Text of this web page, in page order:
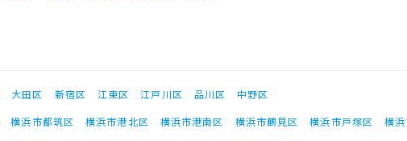
大田区 新宿区 江東区 江戸川区 品川区
中野区
横浜市都筑区 横浜市港北区 横浜市港南区 横浜市鶴見区 横浜市戸塚区
横